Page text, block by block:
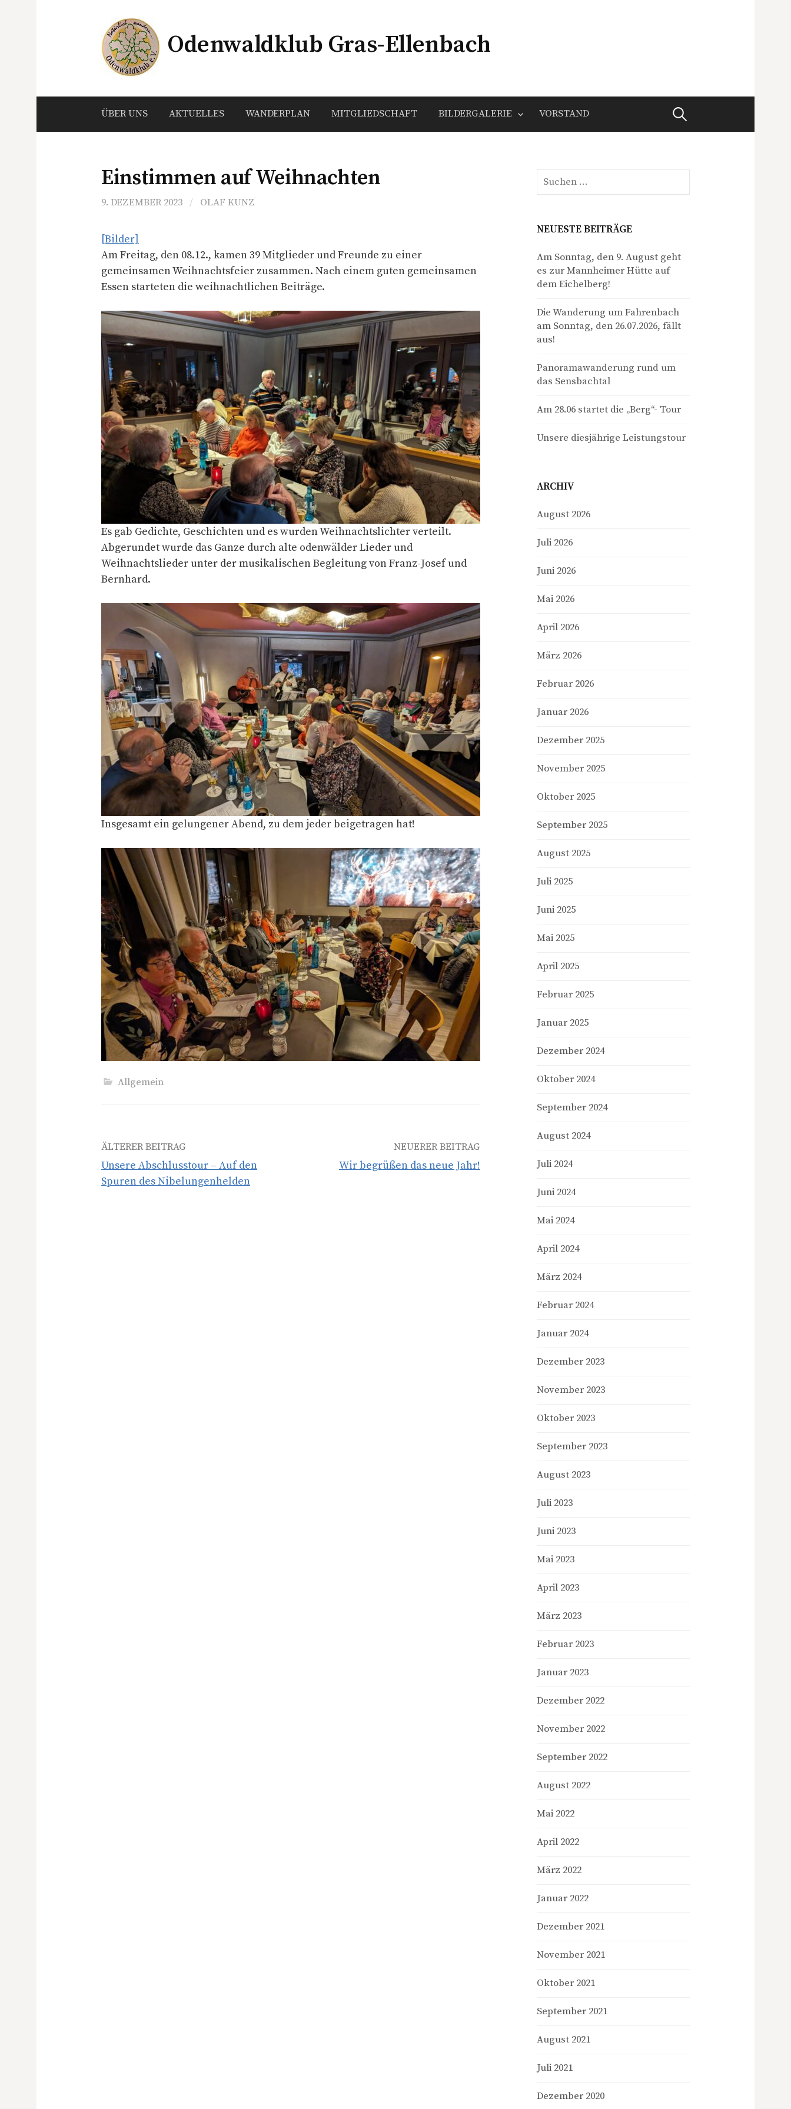
Odenwaldklub Gras-Ellenbach
ÜBER UNS AKTUELLES WANDERPLAN MITGLIEDSCHAFT BILDERGALERIE VORSTAND Suchen
Einstimmen auf Weihnachten
9. DEZEMBER 2023 / OLAF KUNZ
[Bilder]
Am Freitag, den 08.12., kamen 39 Mitglieder und Freunde zu einer
gemeinsamen Weihnachtsfeier zusammen. Nach einem guten gemeinsamen
Essen starteten die weihnachtlichen Beiträge.
Es gab Gedichte, Geschichten und es wurden Weihnachtslichter verteilt.
Abgerundet wurde das Ganze durch alte odenwälder Lieder und
Weihnachtslieder unter der musikalischen Begleitung von Franz-Josef und
Bernhard.
Insgesamt ein gelungener Abend, zu dem jeder beigetragen hat!
Allgemein
Beitrags-
Navigation
ÄLTERER BEITRAG
Unsere Abschlusstour – Auf den
Spuren des Nibelungenhelden
NEUERER BEITRAG
Wir begrüßen das neue Jahr!
Suchen
nach:
NEUESTE BEITRÄGE
Am Sonntag, den 9. August geht
es zur Mannheimer Hütte auf
dem Eichelberg!
Die Wanderung um Fahrenbach
am Sonntag, den 26.07.2026, fällt
aus!
Panoramawanderung rund um
das Sensbachtal
Am 28.06 startet die „Berg“- Tour
Unsere diesjährige Leistungstour
ARCHIV
August 2026
Juli 2026
Juni 2026
Mai 2026
April 2026
März 2026
Februar 2026
Januar 2026
Dezember 2025
November 2025
Oktober 2025
September 2025
August 2025
Juli 2025
Juni 2025
Mai 2025
April 2025
Februar 2025
Januar 2025
Dezember 2024
Oktober 2024
September 2024
August 2024
Juli 2024
Juni 2024
Mai 2024
April 2024
März 2024
Februar 2024
Januar 2024
Dezember 2023
November 2023
Oktober 2023
September 2023
August 2023
Juli 2023
Juni 2023
Mai 2023
April 2023
März 2023
Februar 2023
Januar 2023
Dezember 2022
November 2022
September 2022
August 2022
Mai 2022
April 2022
März 2022
Januar 2022
Dezember 2021
November 2021
Oktober 2021
September 2021
August 2021
Juli 2021
Dezember 2020